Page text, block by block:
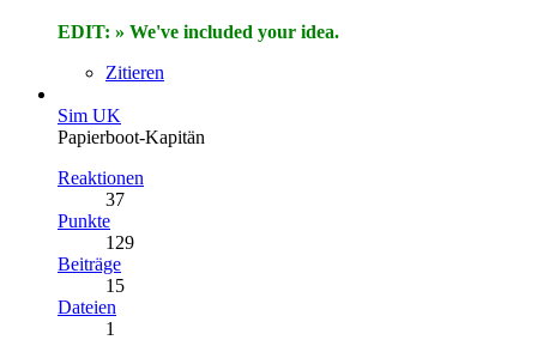
EDIT: » We've included your idea.
Zitieren
Sim UK
Papierboot-Kapitän
Reaktionen
37
Punkte
129
Beiträge
15
Dateien
1